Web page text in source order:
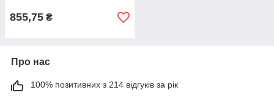
855,75 ₴
Про нас
100% позитивних з 214 відгуків за рік